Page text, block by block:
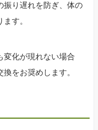
振り遅れを防ぎ、体の
す。
変化が現れない場合
をお奨めします。